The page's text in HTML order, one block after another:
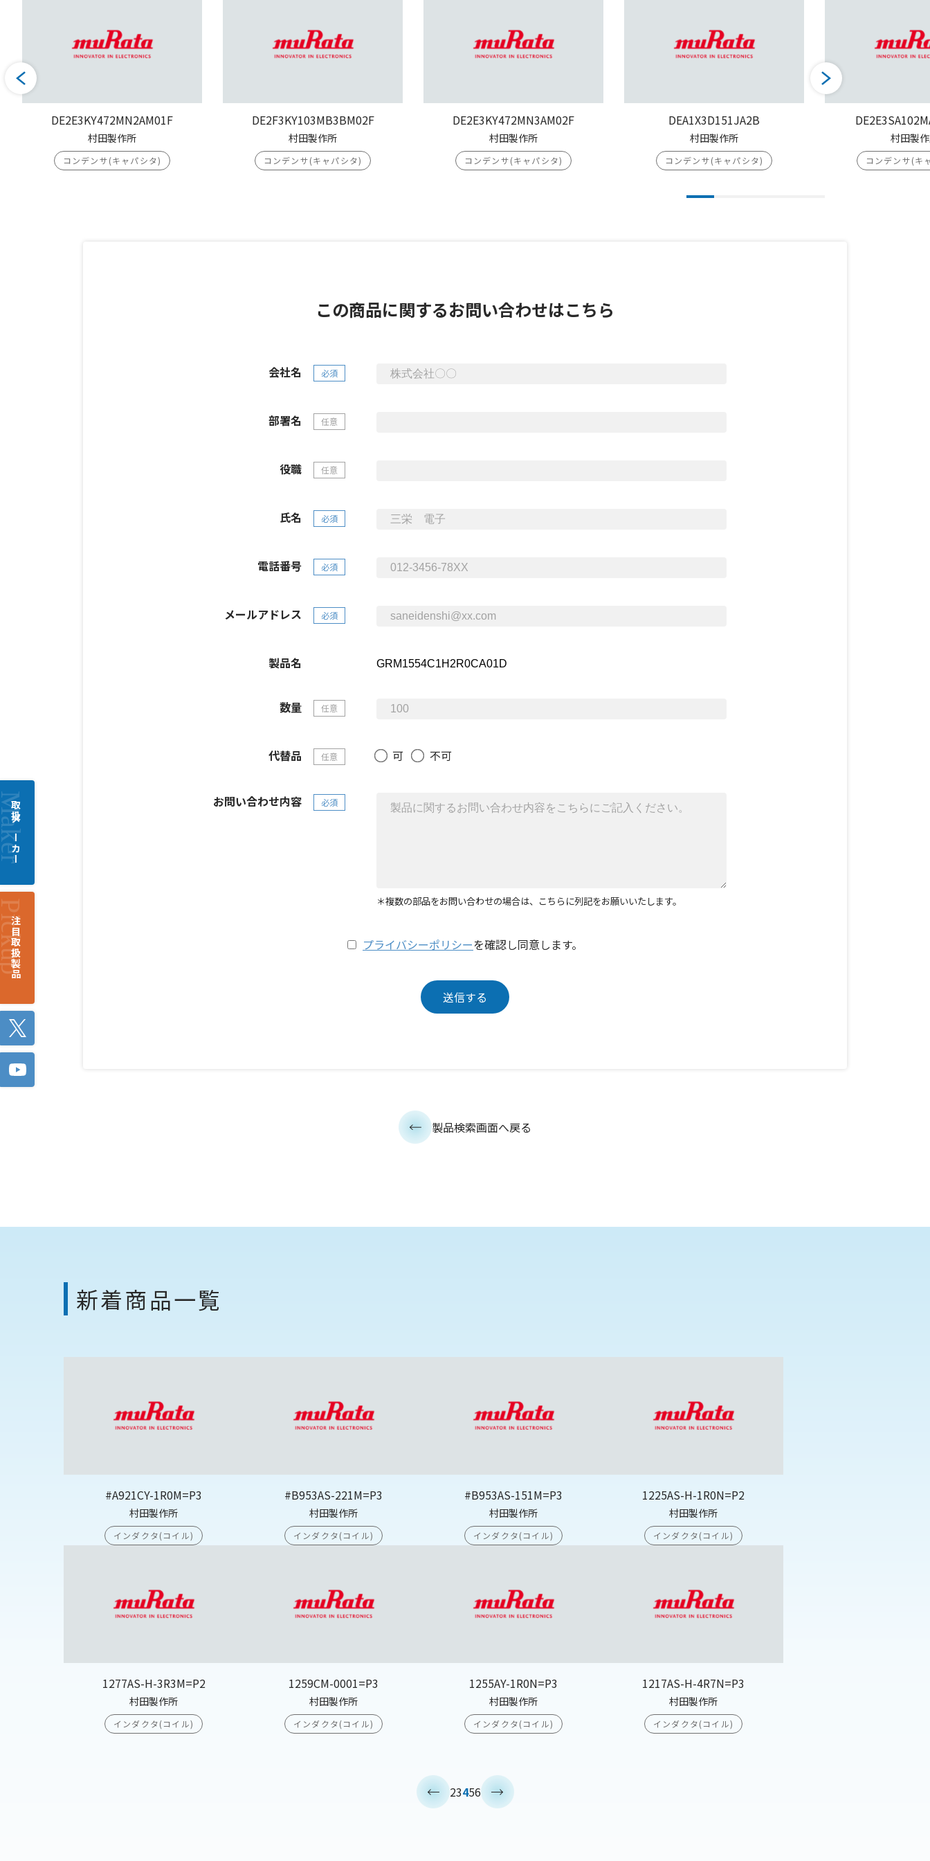
DE2E3KY472MN2AM01F
村田製作所
コンデンサ(キャパシタ)
DE2F3KY103MB3BM02F
村田製作所
コンデンサ(キャパシタ)
DE2E3KY472MN3AM02F
村田製作所
コンデンサ(キャパシタ)
DEA1X3D151JA2B
村田製作所
コンデンサ(キャパシタ)
村田製
コンデンサ(キ
この商品に関するお問い合わせはこちら
会社名 必須
部署名 任意
役職 任意
氏名 必須
電話番号 必須
メールアドレス 必須
製品名
数量 任意
代替品 任意 可 不可
お問い合わせ内容 必須
＊複数の部品をお問い合わせの場合は、こちらに列記をお願いいたします。
プライバシーポリシーを確認し同意します。
製品検索画面へ戻る
新着商品一覧
#A921CY-1R0M=P3
村田製作所
インダクタ(コイル)
#B953AS-221M=P3
村田製作所
インダクタ(コイル)
#B953AS-151M=P3
村田製作所
インダクタ(コイル)
1225AS-H-1R0N=P2
村田製作所
インダクタ(コイル)
1277AS-H-3R3M=P2
村田製作所
インダクタ(コイル)
1259CM-0001=P3
村田製作所
インダクタ(コイル)
1255AY-1R0N=P3
村田製作所
インダクタ(コイル)
1217AS-H-4R7N=P3
村田製作所
インダクタ(コイル)
23456
取扱メーカー
注目取扱製品